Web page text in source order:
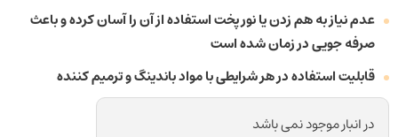
عدم نیاز به هم زدن یا نور پخت استفاده از آن را آسان کرده و باعث
صرفه جویی در زمان شده است
قابلیت استفاده در هر شرایطی با مواد باندینگ و ترمیم کننده
در انبار موجود نمی باشد